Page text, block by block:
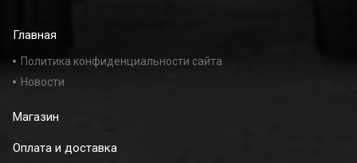
Главная
Политика конфиденциальности сайта
Новости
Магазин
Оплата и доставка